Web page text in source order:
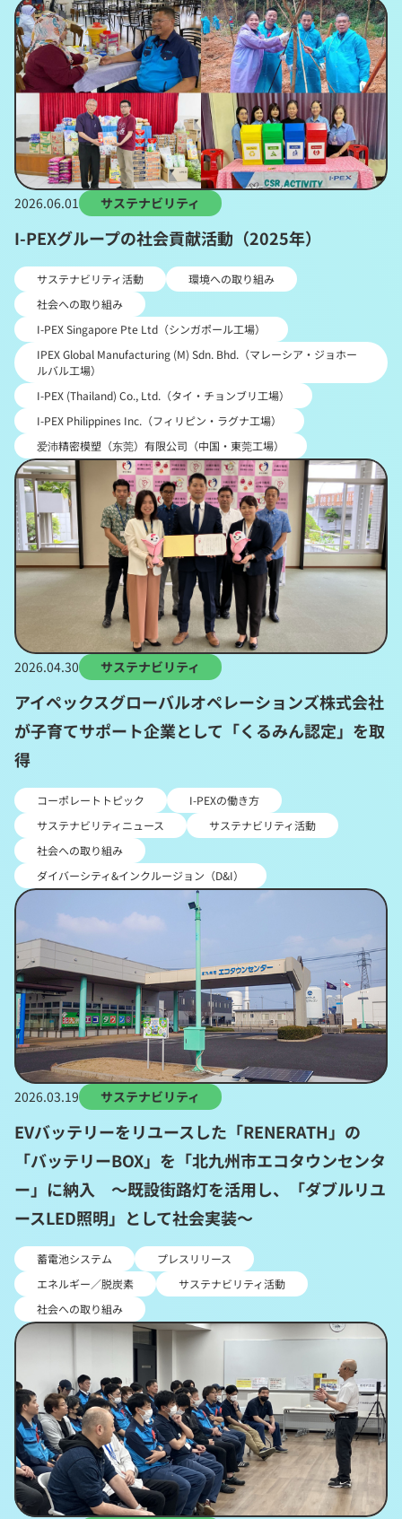
2026.06.01 サステナビリティ
I-PEXグループの社会貢献活動（2025年）
サステナビリティ活動
環境への取り組み
社会への取り組み
I-PEX Singapore Pte Ltd（シンガポール工場）
IPEX Global Manufacturing (M) Sdn. Bhd.（マレーシア・ジョホー
ルバル工場）
I-PEX (Thailand) Co., Ltd.（タイ・チョンブリ工場）
I-PEX Philippines Inc.（フィリピン・ラグナ工場）
爱沛精密模塑（东莞）有限公司（中国・東莞工場）
2026.04.30 サステナビリティ
アイペックスグローバルオペレーションズ株式会社
が子育てサポート企業として「くるみん認定」を取
得
コーポレートトピック
I-PEXの働き方
サステナビリティニュース
サステナビリティ活動
社会への取り組み
ダイバーシティ&インクルージョン（D&I）
2026.03.19 サステナビリティ
EVバッテリーをリユースした「RENERATH」の
「バッテリーBOX」を「北九州市エコタウンセンタ
ー」に納入 ～既設街路灯を活用し、「ダブルリユ
ースLED照明」として社会実装～
蓄電池システム
プレスリリース
エネルギー／脱炭素
サステナビリティ活動
社会への取り組み